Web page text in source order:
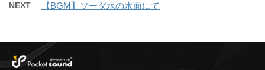
NEXT 【BGM】ソーダ水の水面にて